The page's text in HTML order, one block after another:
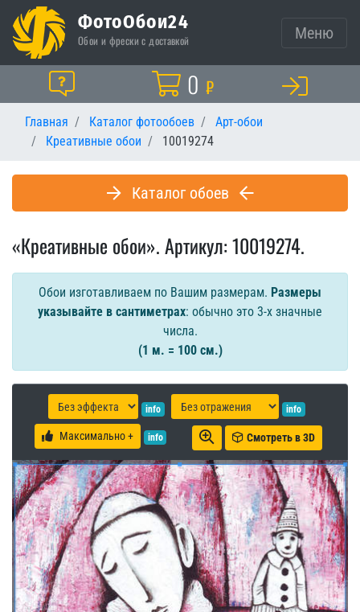
ФотоОбои24
Обои и фрески с доставкой Меню
Помощь Корзина
0 ₽
Главная Каталог фотообоев
Арт-обои
Креативные обои
10019274
Каталог обоев
«Креативные обои». Артикул: 10019274.
Обои изготавливаем по Вашим размерам. Размеры
указывайте в сантиметрах: обычно это 3-х значные
числа.
(1 м. = 100 см.)
info info
Максимально + info Смотреть в 3D